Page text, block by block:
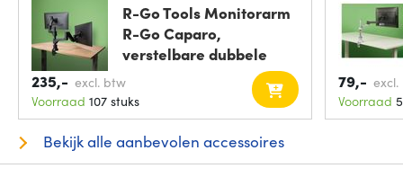
R-Go Tools Monitorarm
R-Go Caparo,
verstelbare dubbele
235,- excl. btw
Voorraad 107 stuks
79,-
Voorraad
Bekijk alle aanbevolen accessoires